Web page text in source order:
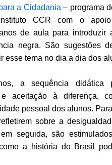
a Cidadania – programa
CCR com o
de aula para introduzir
negra. São sugestões
esse tema no dia a dia dos
a sequência didática
e aceitação à diferença,
pessoal dos alunos.
sobre a
seguida, são
a história do Brasil